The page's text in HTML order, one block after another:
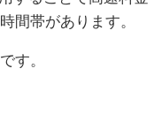
間帯があります。
す。